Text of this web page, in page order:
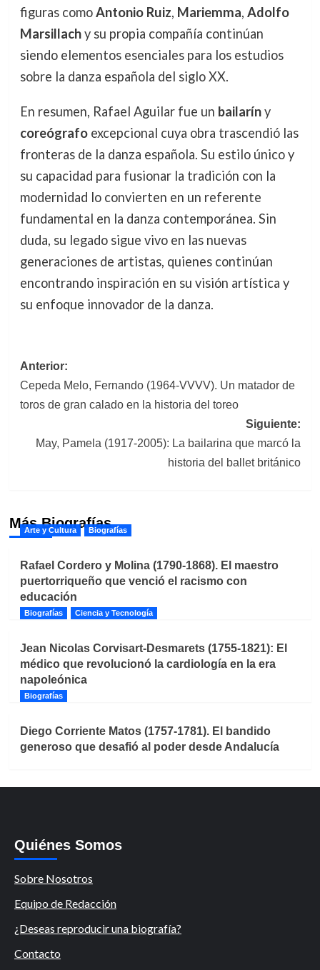
figuras comoAntonio Ruiz, Mariemma, Adolfo
Marsillachy su propia compañía continúan
siendo elementos esenciales para los estudios
sobre la danza española del siglo XX.
En resumen, Rafael Aguilar fue un bailaríny
coreógrafoexcepcional cuya obra trascendió las
fronteras de la danza española. Su estilo único y
su capacidad para fusionar la tradición con la
modernidad lo convierten en un referente
fundamental en la danza contemporánea. Sin
duda, su legado sigue vivo en las nuevas
generaciones de artistas, quienes continúan
encontrando inspiración en su visión artística y
su enfoque innovador de la danza.
Navegación
de
entradas
Anterior:
Cepeda Melo, Fernando (1964-VVVV). Un matador de
toros de gran calado en la historia del toreo
Siguiente:
May, Pamela (1917-2005): La bailarina que marcó la
historia del ballet británico
Más Biografías
Arte y Cultura Biografías
Rafael Cordero y Molina (1790-1868). El maestro
puertorriqueño que venció el racismo con
educación
Biografías Ciencia y Tecnología
Jean Nicolas Corvisart-Desmarets (1755-1821): El
médico que revolucionó la cardiología en la era
napoleónica
Biografías
Diego Corriente Matos (1757-1781). El bandido
generoso que desafió al poder desde Andalucía
Quiénes Somos
Sobre Nosotros
Equipo de Redacción
¿Deseas reproducir una biografía?
Contacto